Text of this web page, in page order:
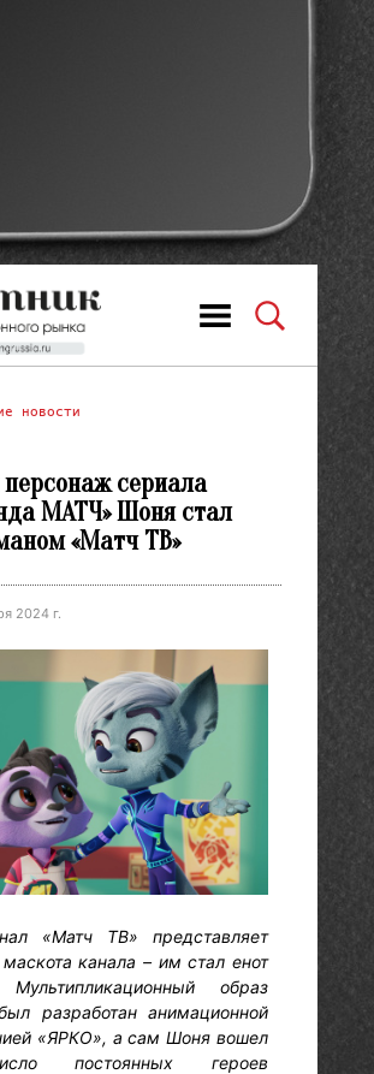
новости
сериала
МАТЧ» Шоня стал
«Матч ТВ»
2024 г.
«Матч ТВ» представляет
маскота канала – им стал енот
образ
разработан анимационной
«ЯРКО», а сам Шоня вошел
постоянных героев